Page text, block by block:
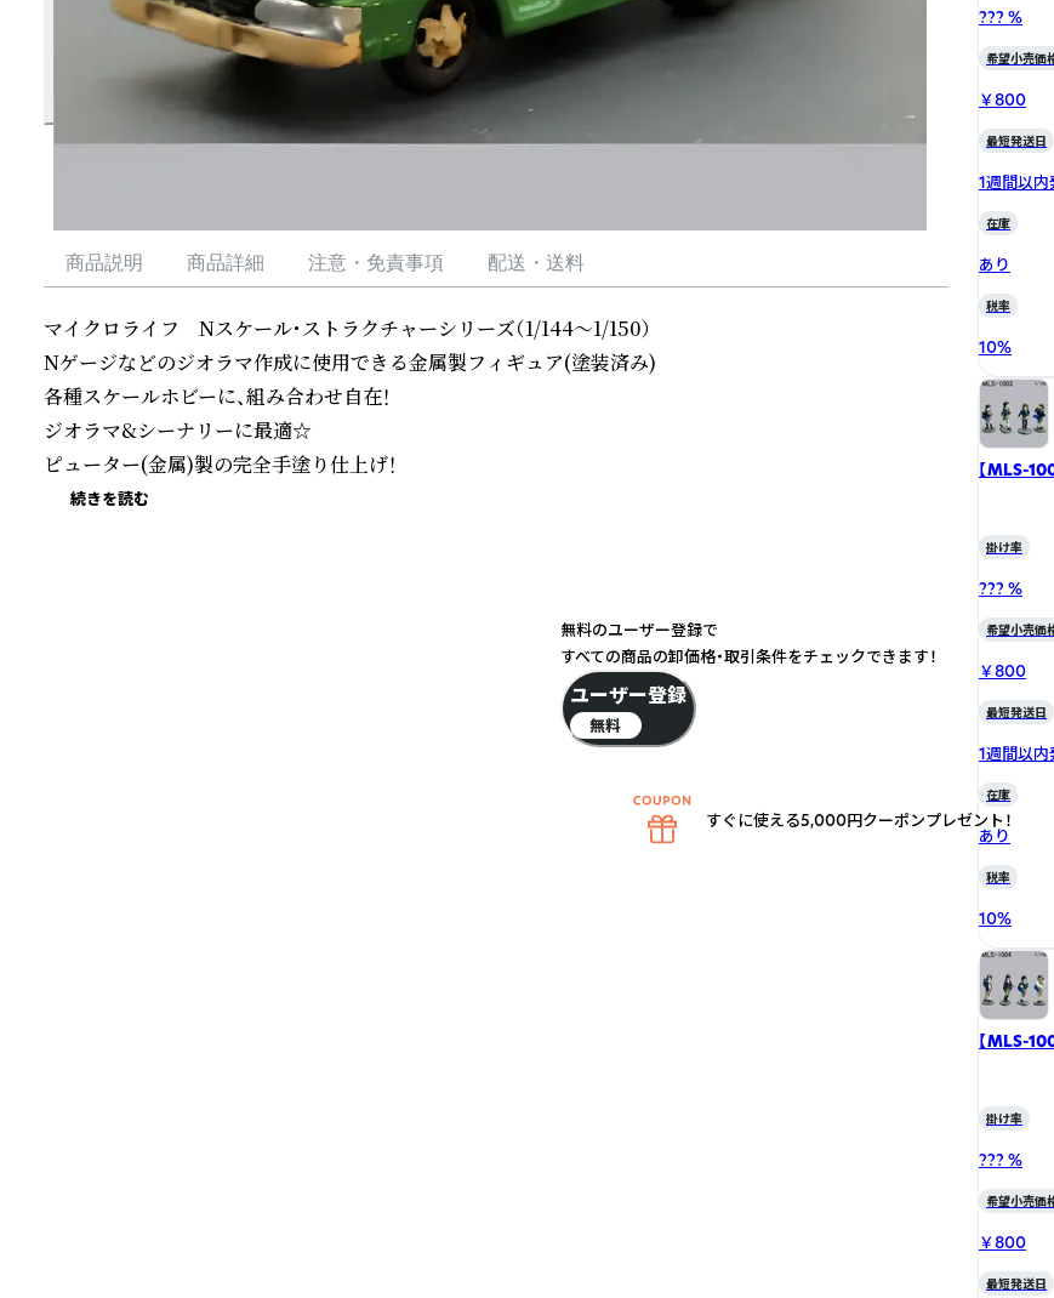
商品説明 商品詳細 注意・免責事項 配送・送料
マイクロライフ　Nスケール・ストラクチャーシリーズ（1/144～1/150）
Nゲージなどのジオラマ作成に使用できる金属製フィギュア(塗装済み)
各種スケールホビーに、組み合わせ自在！
ジオラマ&シーナリーに最適☆
ピューター(金属)製の完全手塗り仕上げ！
続きを読む
??? %
希望小売価
￥800
最短発送日
1週間以内
在庫
あり
税率
10%
【MLS-
掛け率
??? %
希望小売価
￥800
最短発送日
1週間以内
在庫
あり
税率
10%
【MLS-
掛け率
??? %
希望小売価
￥800
最短発送日
無料のユーザー登録で
すべての商品の卸価格・取引条件をチェックできます！
ユーザー登録
無料
すぐに使える5,000円クーポンプレゼント！